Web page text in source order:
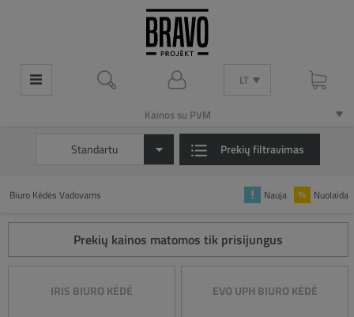
LT
Kainos su PVM
Standartu Prekių filtravimas
Biuro Kėdės Vadovams Nauja Nuolaida
Prekių kainos matomos tik prisijungus
IRIS BIURO KĖDĖ EVO UPH BIURO KĖDĖ